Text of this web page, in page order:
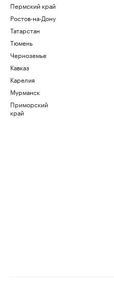
Пермский край
Ростов-на-Дону
Татарстан
Тюмень
Черноземье
Кавказ
Карелия
Мурманск
Приморский
край